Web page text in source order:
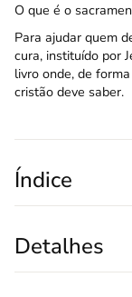
O que é o
Para ajudar quem
cura, instituído por
livro onde, de
cristão deve saber.
Índice
Detalhes